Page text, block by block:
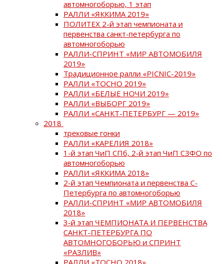
автомногоборью, 1 этап
РАЛЛИ «ЯККИМА 2019»
ПОЛИТЕХ 2-й этап чемпионата и
первенства санкт-петербурга по
автомногоборью
РАЛЛИ-СПРИНТ «МИР АВТОМОБИЛЯ
2019»
Традиционное ралли «PICNIC-2019»
РАЛЛИ «ТОСНО 2019»
РАЛЛИ «БЕЛЫЕ НОЧИ 2019»
РАЛЛИ «ВЫБОРГ 2019»
РАЛЛИ «САНКТ-ПЕТЕРБУРГ — 2019»
2018
трековые гонки
РАЛЛИ «КАРЕЛИЯ 2018»
1-й этап ЧиП СПб, 2-й этап ЧиП СЗФО по
автомногоборью
РАЛЛИ «ЯККИМА 2018»
2-й этап Чемпионата и первенства С-
Петербурга по автомногоборью
РАЛЛИ-СПРИНТ «МИР АВТОМОБИЛЯ
2018»
3-й этап ЧЕМПИОНАТА И ПЕРВЕНСТВА
САНКТ-ПЕТЕРБУРГА ПО
АВТОМНОГОБОРЬЮ и СПРИНТ
«РАЗЛИВ»
РАЛЛИ «ТОСНО 2018»